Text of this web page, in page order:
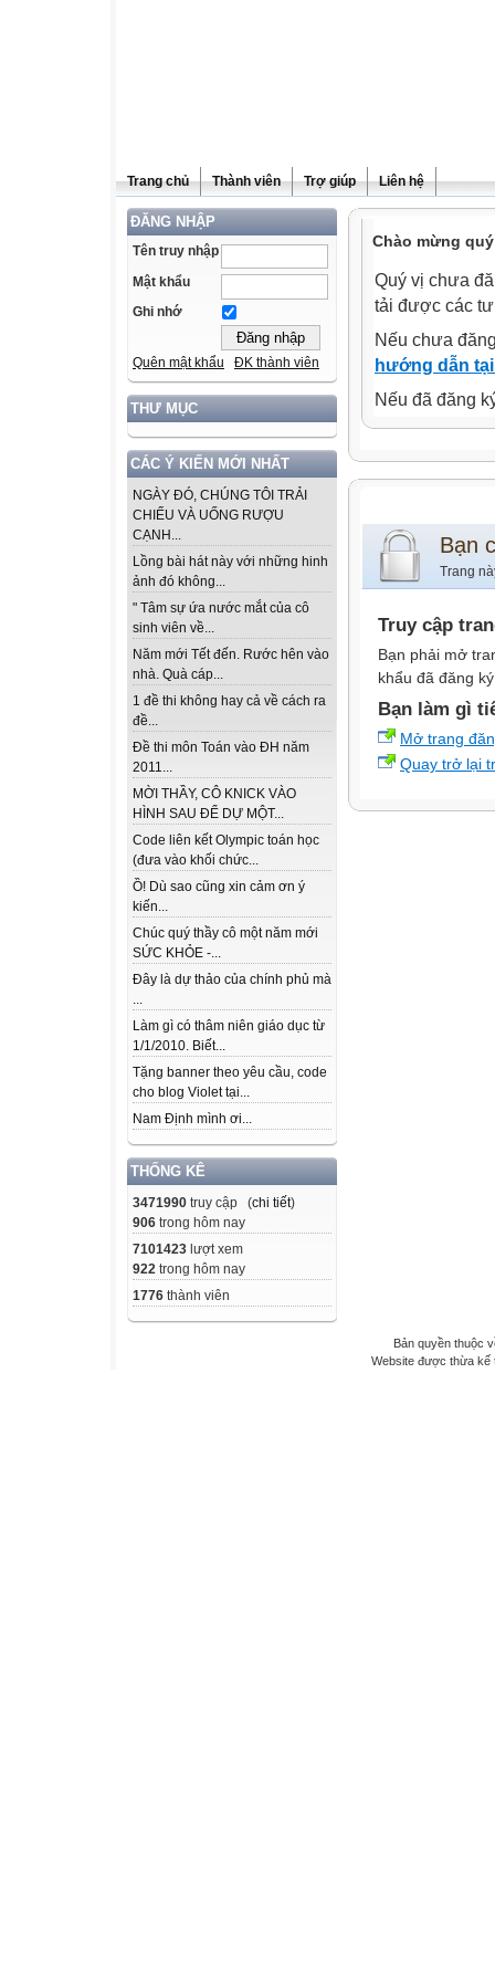
Trang chủ Thành viên Trợ giúp Liên hệ
ĐĂNG NHẬP
Tên truy nhập
Mật khẩu
Ghi nhớ
Quên mật khẩu ĐK thành viên
THƯ MỤC
CÁC Ý KIẾN MỚI NHẤT
NGÀY ĐÓ, CHÚNG TÔI TRẢI
CHIẾU VÀ UỐNG RƯỢU
CẠNH...
Lồng bài hát này với những hinh
ảnh đó không...
" Tâm sự ứa nước mắt của cô
sinh viên về...
Năm mới Tết đến. Rước hên vào
nhà. Quà cáp...
1 đề thi không hay cả về cách ra
đề...
Đề thi môn Toán vào ĐH năm
2011...
MỜI THẦY, CÔ KNICK VÀO
HÌNH SAU ĐỂ DỰ MỘT...
Code liên kết Olympic toán học
(đưa vào khối chức...
Ồ! Dù sao cũng xin cảm ơn ý
kiến...
Chúc quý thầy cô một năm mới
SỨC KHỎE -...
Đây là dự thảo của chính phủ mà
...
Làm gì có thâm niên giáo dục từ
1/1/2010. Biết...
Tặng banner theo yêu cầu, code
cho blog Violet tại...
Nam Định mình ơi...
THỐNG KÊ
3471990 truy cập (chi tiết)
906 trong hôm nay
7101423 lượt xem
922 trong hôm nay
1776 thành viên
Chào mừng
Quý vị chưa
tải được các
Nếu chưa
hướng dẫn
Nếu đã đăng
Bạn
Trang
Truy cập
Bạn phải mở
khẩu đã đăng
Bạn làm gì
Mở trang
Quay trở lại
Bản quyền thuộc
Website được thừa